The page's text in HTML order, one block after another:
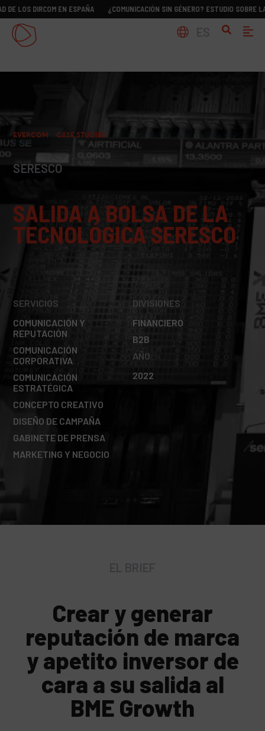
EN ESPAÑA ¿COMUNICACIÓN SIN GÉNERO? ESTUDIO SOBRE LA
EVERCOM >CASE STUDIES
SERESCO
SERESCO
SALIDA A BOLSA DE LA
TECNOLÓGICA SERESCO
SERVICIOS
COMUNICACIÓN Y
REPUTACIÓN
COMUNICACIÓN
CORPORATIVA
COMUNICACIÓN
ESTRATÉGICA
CONCEPTO CREATIVO
DISEÑO DE CAMPAÑA
GABINETE DE PRENSA
MARKETING Y NEGOCIO
DIVISIONES
FINANCIERO
B2B
AÑO
2022
Crear y generar
reputación de marca
y apetito inversor de
cara a su salida al
BME Growth